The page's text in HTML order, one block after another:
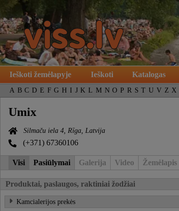
Ieškoti žemėlapyje Ieškoti Katalogas
A B C D E F G H I J K L M N O P R S T U V Z X
Umix
Silmaču iela 4, Rīga, Latvija
(+371) 67360106
Visi Pasiūlymai Galerija Video Žemėlapis
Produktai, paslaugos, raktiniai žodžiai
Kamcialerijos prekės